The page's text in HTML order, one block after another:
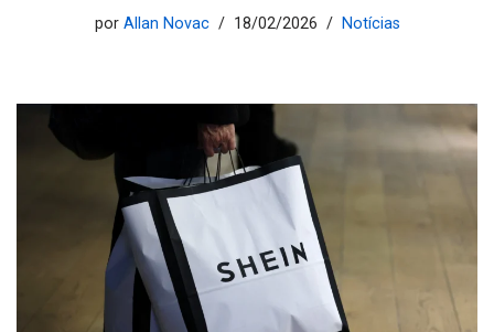
por Allan Novac 18/02/2026 Notícias